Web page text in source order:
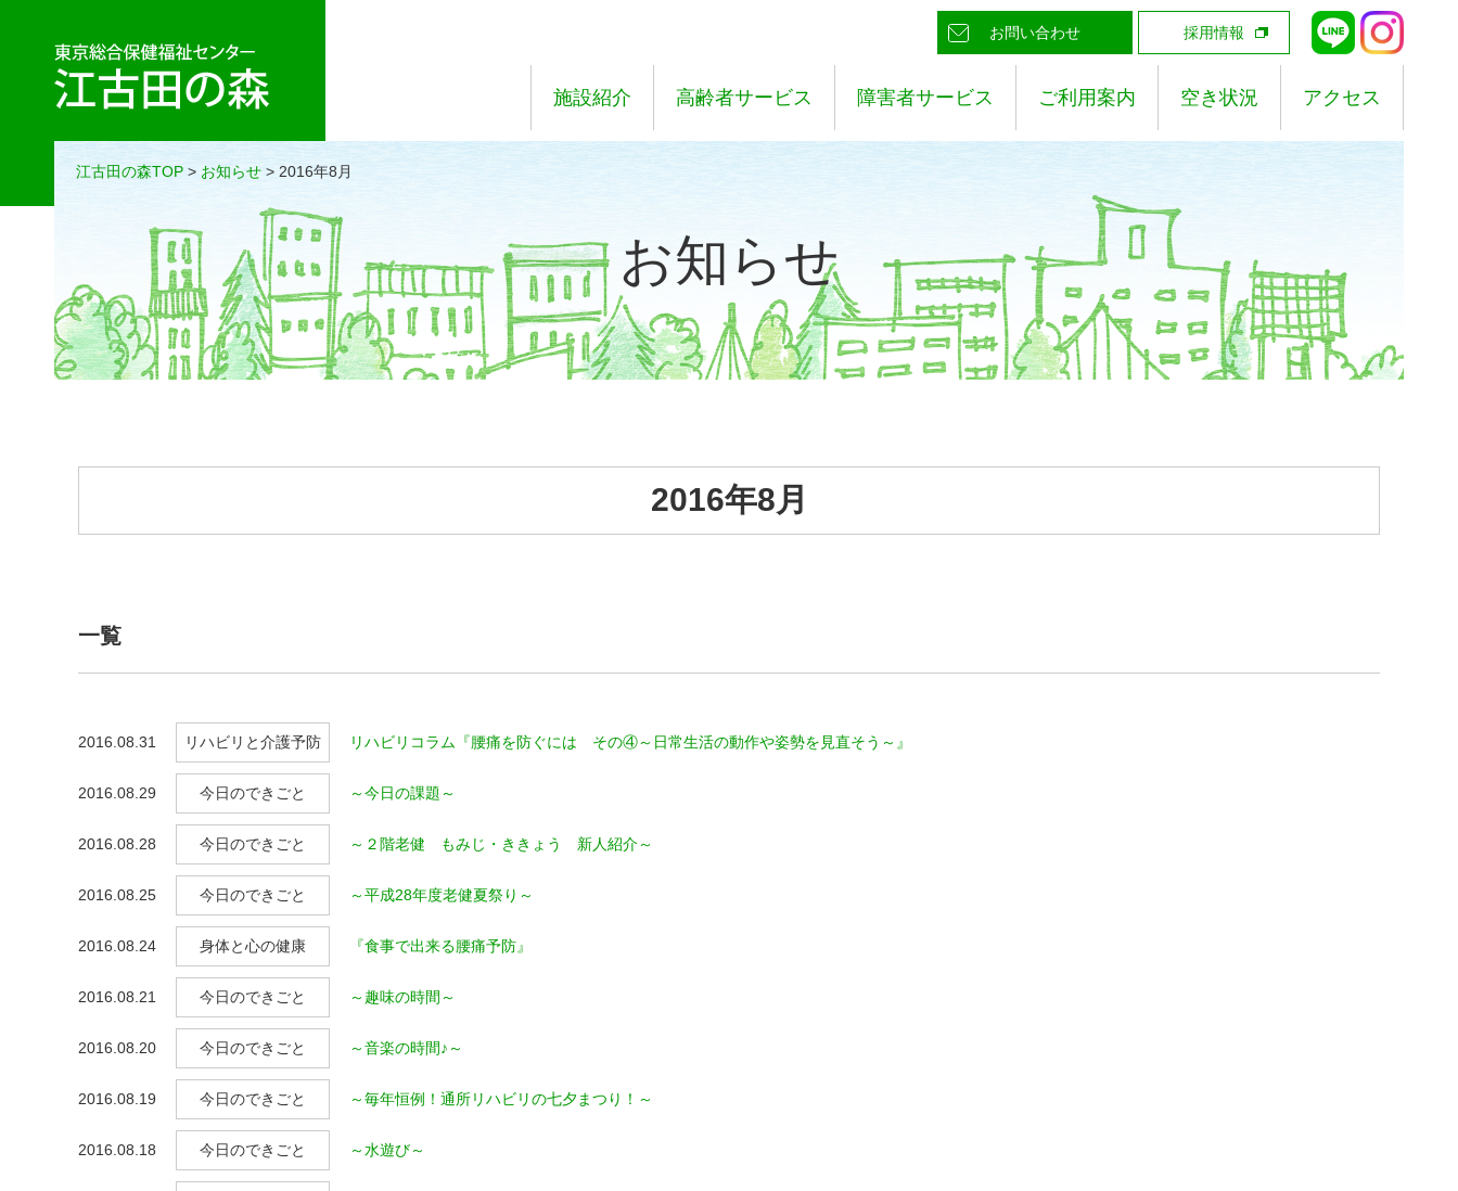
お問い合わせ 採用情報
施設紹介 高齢者サービス 障害者サービス ご利用案内 空き状況 アクセス
江古田の森TOP > お知らせ > 2016年8月
お知らせ
2016年8月
一覧
2016.08.31 リハビリと介護予防 リハビリコラム『腰痛を防ぐには その④～日常生活の動作や姿勢を見直そう～』
2016.08.29 今日のできごと ～今日の課題～
2016.08.28 今日のできごと ～２階老健 もみじ・ききょう 新人紹介～
2016.08.25 今日のできごと ～平成28年度老健夏祭り～
2016.08.24 身体と心の健康 『食事で出来る腰痛予防』
2016.08.21 今日のできごと ～趣味の時間～
2016.08.20 今日のできごと ～音楽の時間♪～
2016.08.19 今日のできごと ～毎年恒例！通所リハビリの七夕まつり！～
2016.08.18 今日のできごと ～水遊び～